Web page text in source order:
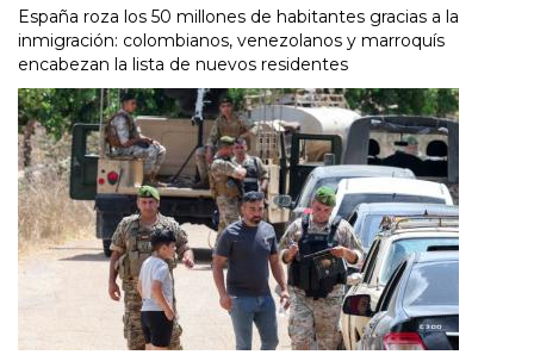
España roza los 50 millones de habitantes gracias a la
inmigración: colombianos, venezolanos y marroquís
encabezan la lista de nuevos residentes